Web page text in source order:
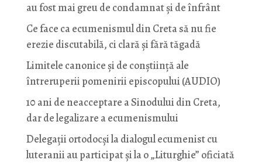
au fost mai greu de condamnat și de înfrânt
Ce face ca ecumenismul din Creta să nu fie
erezie discutabilă, ci clară și fără tăgadă
Limitele canonice și de conștiință ale
întreruperii pomenirii episcopului (AUDIO)
10 ani de neacceptare a Sinodului din Creta,
dar de legalizare a ecumenismului
Delegații ortodocși la dialogul ecumenist cu
luteranii au participat și la o „Liturghie” oficiată